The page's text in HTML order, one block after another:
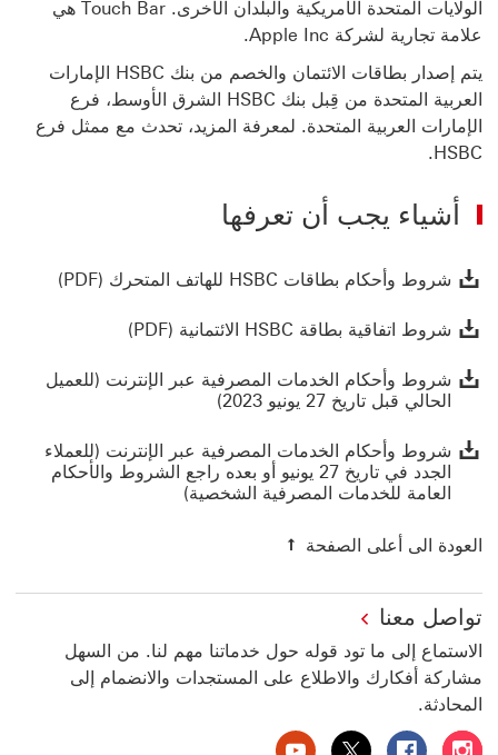
سيتم
فتح
الرابط
في
نافذة
جديدة
الولايات المتحدة الأمريكية والبلدان الأخرى. Touch Bar هي
علامة تجارية لشركة Apple Inc.
يتم إصدار بطاقات الائتمان والخصم من بنك HSBC الإمارات
العربية المتحدة من قِبل بنك HSBC الشرق الأوسط، فرع
الإمارات العربية المتحدة. لمعرفة المزيد، تحدث مع ممثل فرع
HSBC.
أشياء يجب أن تعرفها
شروط وأحكام بطاقات HSBC للهاتف المتحرك (PDF)
شروط اتفاقية بطاقة HSBC الائتمانية (PDF)
شروط وأحكام ‏‫الخدمات المصرفية عبر الإنترنت (للعميل
الحالي قبل تاريخ 27 يونيو 2023)
شروط وأحكام ‏‫الخدمات المصرفية عبر الإنترنت (للعملاء
الجدد في تاريخ 27 يونيو أو بعده راجع الشروط والأحكام
العامة للخدمات المصرفية الشخصية)
العودة الى أعلى الصفحة
تواصل معنا
الاستماع إلى ما تود قوله حول خدماتنا مهم لنا. من السهل
مشاركة أفكارك والاطلاع على المستجدات والانضمام إلى
المحادثة.
بنك HSBC الإمارات العربية المتحدة على إنستغرام سيتم فتح هذا الرابط في نافذة جديدة
بنك HSBC الإمارات العربية المتحدة على فيسبوك سيتم فتح هذا الرابط في نافذة جديدة بنك HSBC الإمارات العربية المتحدة على تويتر سيتم فتح هذا الرابط في نافذة جديدة بنك HSBC الإمارات العربية المتحدة على يوتيوب سيتم فتح هذا الرابط في نافذة جديدة